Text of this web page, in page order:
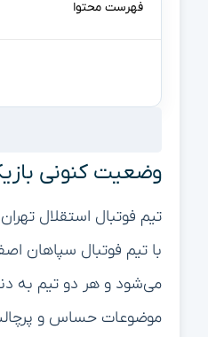
فهرست محتوا
وضعیت کنونی
تیم فوتبال استقلال
با تیم فوتبال سپاهان
می‌شود و هر دو تیم به
موضوعات حساس و پرچالش